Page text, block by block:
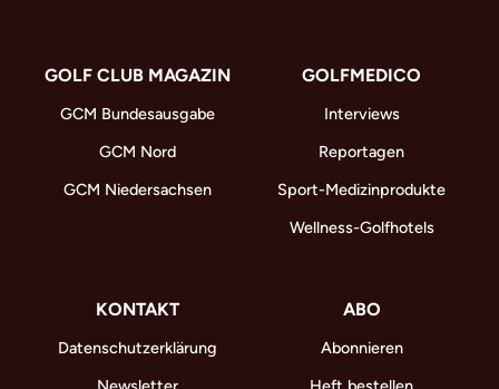
GOLF CLUB MAGAZIN
GCM Bundesausgabe
GCM Nord
GCM Niedersachsen
GOLFMEDICO
Interviews
Reportagen
Sport-Medizinprodukte
Wellness-Golfhotels
KONTAKT
Datenschutzerklärung
ABO
Abonnieren